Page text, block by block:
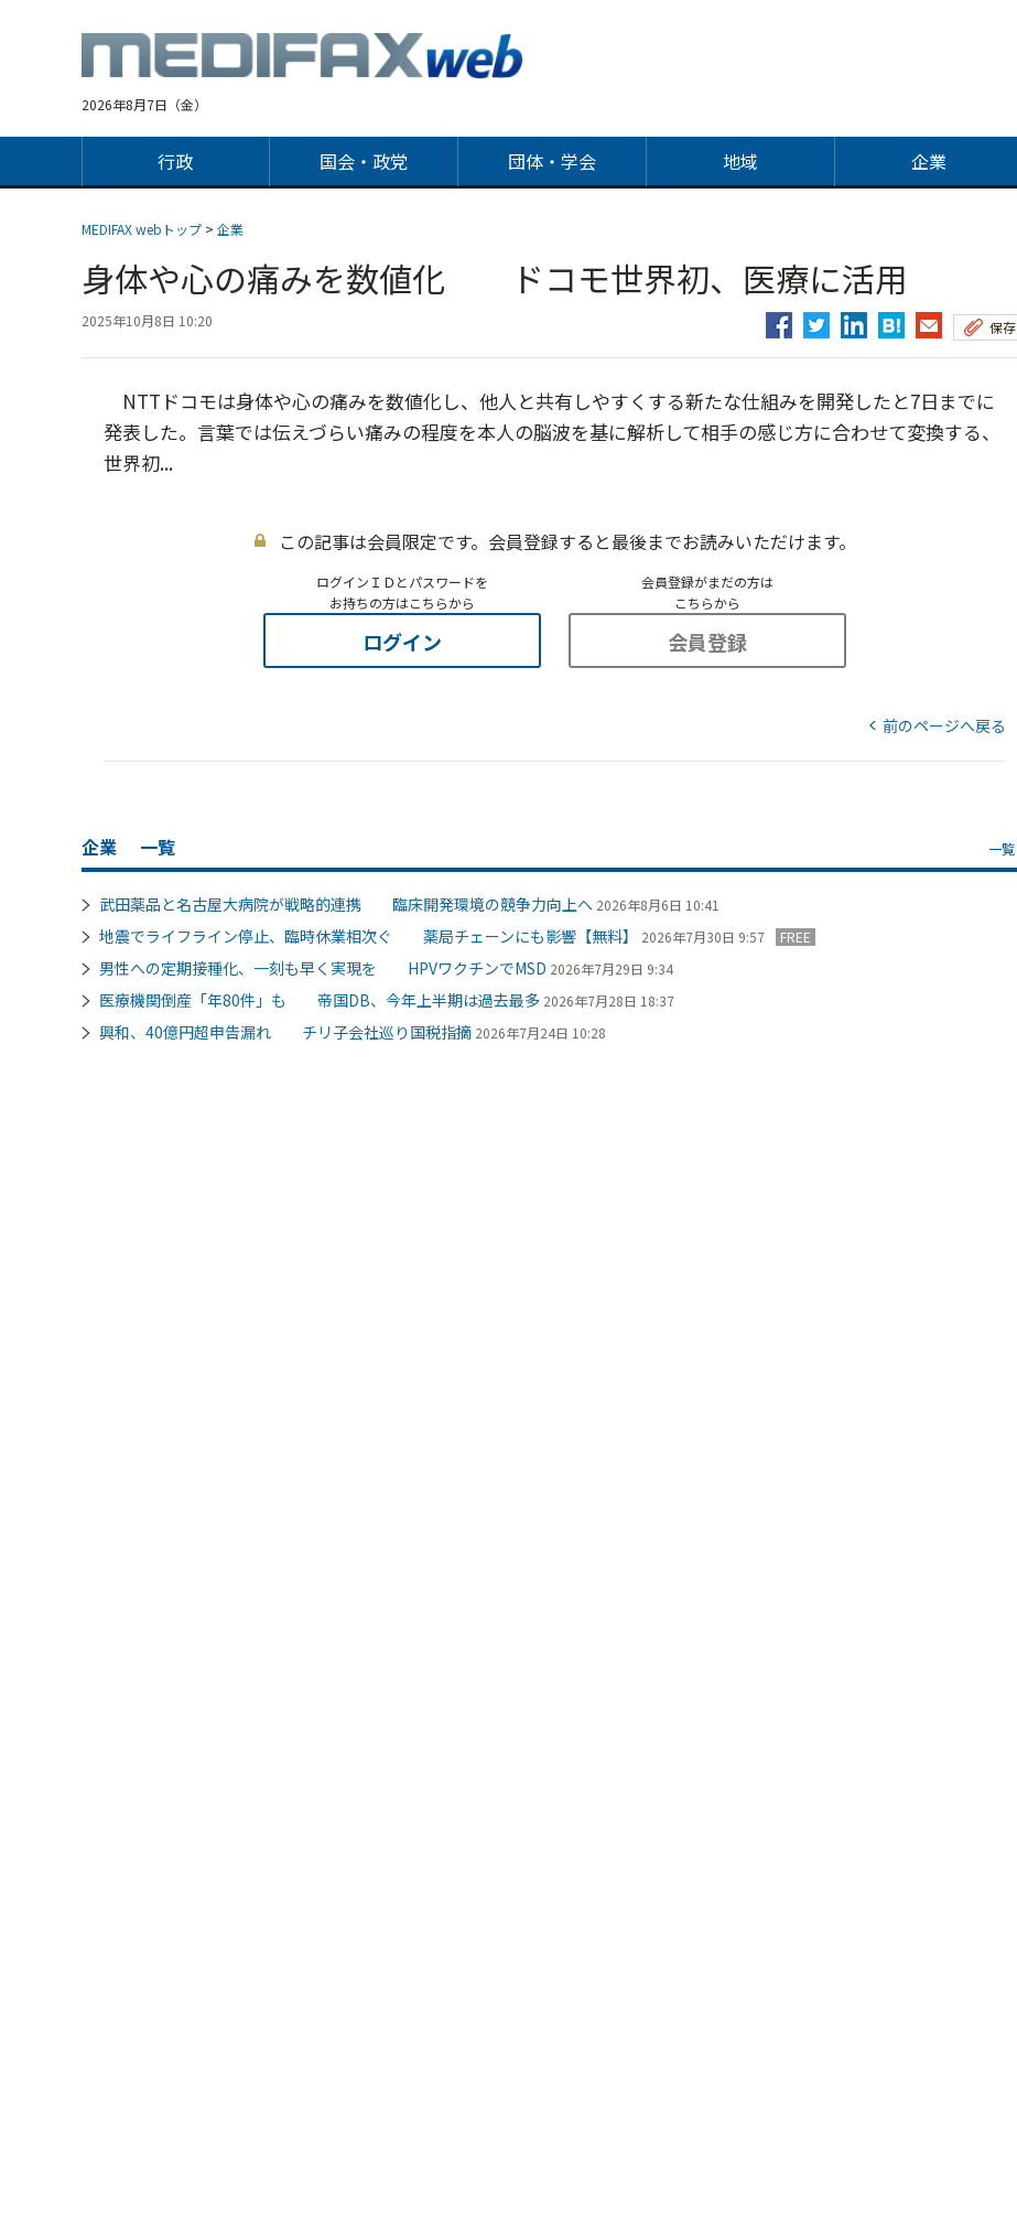
2026年8月7日（金）
行政 国会・政党 団体・学会 地域 企業
MEDIFAX webトップ > 企業
身体や心の痛みを数値化 ドコモ世界初、医療に活用
2025年10月8日 10:20 保存
NTTドコモは身体や心の痛みを数値化し、他人と共有しやすくする新たな仕組みを開発したと7日までに
発表した。言葉では伝えづらい痛みの程度を本人の脳波を基に解析して相手の感じ方に合わせて変換する、
世界初...
この記事は会員限定です。会員登録すると最後までお読みいただけます。
ログインＩＤとパスワードを
お持ちの方はこちらから
ログイン
会員登録がまだの方は
こちらから
会員登録
前のページへ戻る
企業 一覧 一覧
武田薬品と名古屋大病院が戦略的連携 臨床開発環境の競争力向上へ 2026年8月6日 10:41
地震でライフライン停止、臨時休業相次ぐ 薬局チェーンにも影響【無料】 2026年7月30日 9:57 FREE
男性への定期接種化、一刻も早く実現を HPVワクチンでMSD 2026年7月29日 9:34
医療機関倒産「年80件」も 帝国DB、今年上半期は過去最多 2026年7月28日 18:37
興和、40億円超申告漏れ チリ子会社巡り国税指摘 2026年7月24日 10:28